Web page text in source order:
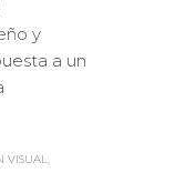
y
a un
VISUAL